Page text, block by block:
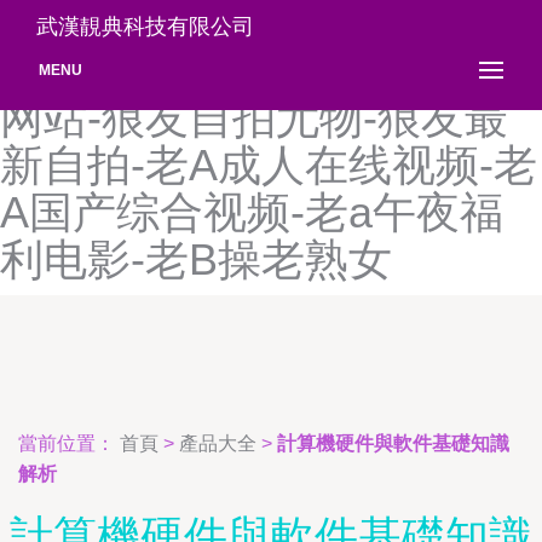
狼友影院探花-狼友自拍视
频-狼友自拍偷拍-狼友自拍
网站-狼友自拍尤物-狼友最
新自拍-老A成人在线视频-老
A国产综合视频-老a午夜福
利电影-老B操老熟女
武漢靚典科技有限公司
MENU
當前位置： 首頁 > 產品大全 > 計算機硬件與軟件基礎知識
解析